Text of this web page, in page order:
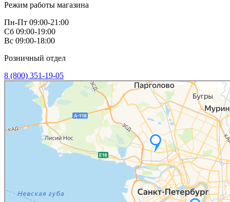
Режим работы магазина
Пн-Пт 09:00-21:00
Сб 09:00-19:00
Вс 09:00-18:00
Розничный отдел
8 (800) 351-19-05